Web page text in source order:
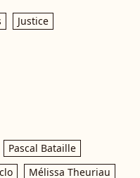
Justice
Pascal Bataille
Mélissa Theuriau